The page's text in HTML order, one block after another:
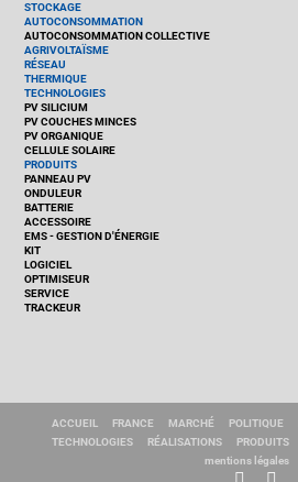
STOCKAGE
AUTOCONSOMMATION
AUTOCONSOMMATION COLLECTIVE
AGRIVOLTAÏSME
RÉSEAU
THERMIQUE
TECHNOLOGIES
PV SILICIUM
PV COUCHES MINCES
PV ORGANIQUE
CELLULE SOLAIRE
PRODUITS
PANNEAU PV
ONDULEUR
BATTERIE
ACCESSOIRE
EMS - GESTION D'ÉNERGIE
KIT
LOGICIEL
OPTIMISEUR
SERVICE
TRACKEUR
ACCUEIL FRANCE MARCHÉ POLITIQUE
TECHNOLOGIES
RÉALISATIONS PRODUITS
mentions légales